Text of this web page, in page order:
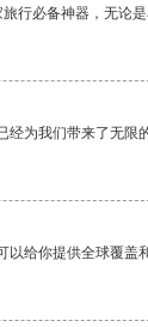
行必备神器，无论
经为我们带来了无限
给你提供全球覆盖